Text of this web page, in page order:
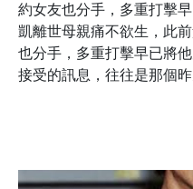
約女友也分手，多重打擊
凱離世母親痛不欲生，此
也分手，多重打擊早已將
接受的訊息，往往是那個